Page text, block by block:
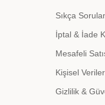
Sıkça
İptal & İade
Mesafeli
Kişisel
Gizlilik &